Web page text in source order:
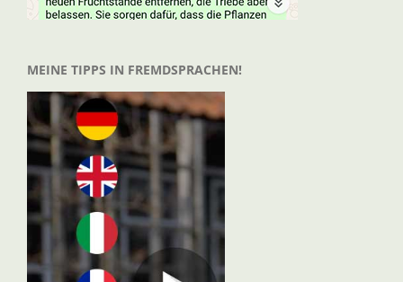
MEINE TIPPS IN FREMDSPRACHEN!